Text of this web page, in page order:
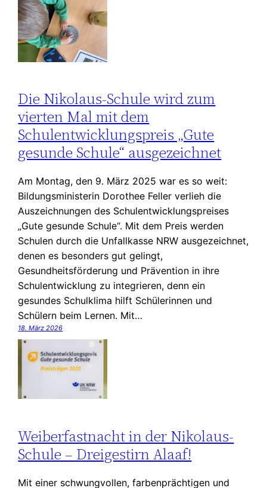
Die Nikolaus-Schule wird zum
vierten Mal mit dem
Schulentwicklungspreis „Gute
gesunde Schule“ ausgezeichnet
Am Montag, den 9. März 2025 war es so weit:
Bildungsministerin Dorothee Feller verlieh die
Auszeichnungen des Schulentwicklungspreises
„Gute gesunde Schule“. Mit dem Preis werden
Schulen durch die Unfallkasse NRW ausgezeichnet,
denen es besonders gut gelingt,
Gesundheitsförderung und Prävention in ihre
Schulentwicklung zu integrieren, denn ein
gesundes Schulklima hilft Schülerinnen und
Schülern beim Lernen. Mit…
18. März 2026
Weiberfastnacht in der Nikolaus-
Schule – Dreigestirn Alaaf!
Mit einer schwungvollen, farbenprächtigen und